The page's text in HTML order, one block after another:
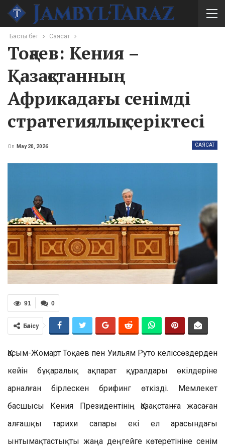
Басты бет Саясат
Тоқаев: Кения –
Қазақстанның
Африкадағы сенімді
стратегиялық серіктесі
САЯСАТ
On May 20, 2026
0
91
Бөлісу
Қасым-Жомарт Тоқаев пен Уильям Руто келіссөздерден
кейін бұқаралық ақпарат құралдары өкілдеріне
арналған бірлескен брифинг өткізді. Мемлекет
басшысы Кения Президентінің Қазақстанға жасаған
алғашқы тарихи сапары екі ел арасындағы
ынтымақтастықты жаңа деңгейге көтеретініне сенім